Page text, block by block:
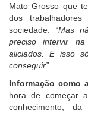
Mato Grosso que
dos
sociedade. “Mas
preciso intervir
aliciados. E isso
conseguir”.
Informação como
hora de começar
conhecimento,